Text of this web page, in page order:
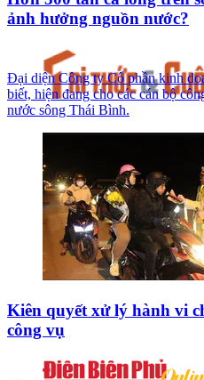
ảnh hưởng nguồn nước?
Đại diện Công ty Cổ phần kinh
biết, hiện đang cho các cán bộ
nước sông Thái Bình.
Kiên quyết xử lý hành vi
công vụ